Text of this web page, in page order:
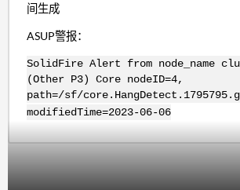
间生成
ASUP警报：
SolidFire Alert from node_name
(Other P3) Core nodeID=4,
path=/sf/
modifiedTime=2023-06-06